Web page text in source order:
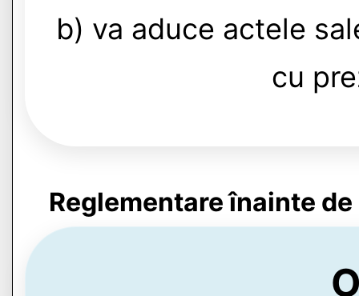
b) va aduce actele
cu
Reglementare înainte